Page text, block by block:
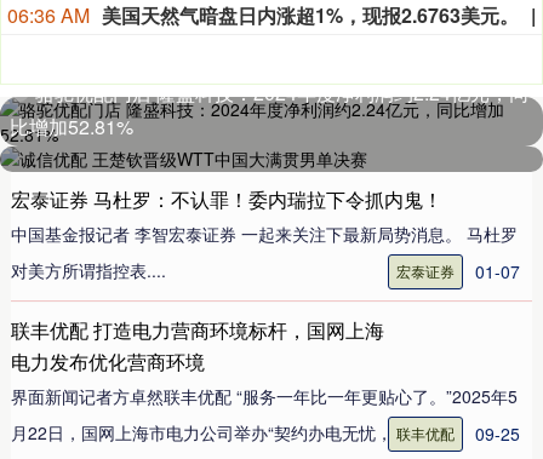
06:36 AM 美国天然气暗盘日内涨超1%，现报2.6763美元。
骆驼优配门店 隆盛科技：2024年度净利润约2.24亿元，同
比增加52.81%
诚信优配 王楚钦晋级WTT中国大满贯男单决赛
宏泰证券 马杜罗：不认罪！委内瑞拉下令抓内鬼！
中国基金报记者 李智宏泰证券 一起来关注下最新局势消息。 马杜罗
对美方所谓指控表....
01-07
宏泰证券
联丰优配 打造电力营商环境标杆，国网上海
电力发布优化营商环境
界面新闻记者方卓然联丰优配 “服务一年比一年更贴心了。”2025年5
月22日，国网上海市电力公司举办“契约办电无忧，服务....
09-25
联丰优配